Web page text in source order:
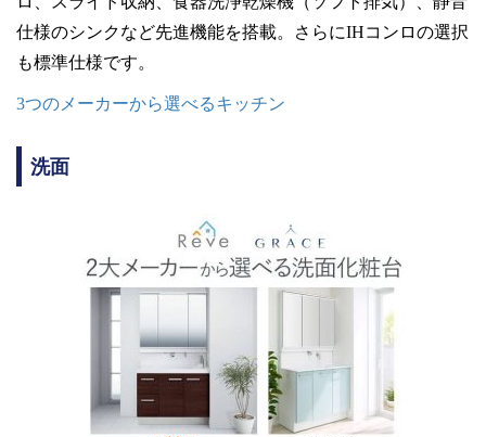
仕様のシンクなど先進機能を搭載。さらにIHコンロの選択
も標準仕様です。
3つのメーカーから選べるキッチン
洗面